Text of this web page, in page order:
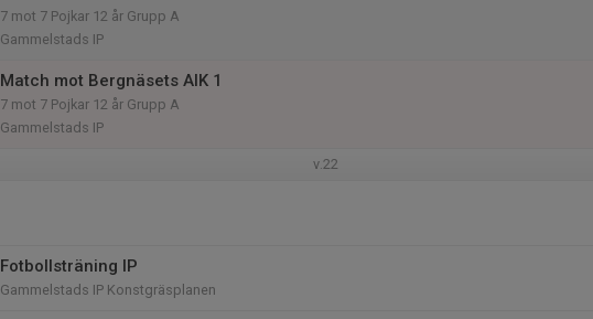
7 mot 7 Pojkar 12 år Grupp A
Gammelstads IP
Match mot Bergnäsets AIK 1
7 mot 7 Pojkar 12 år Grupp A
Gammelstads IP
v.22
Fotbollsträning IP
Gammelstads IP Konstgräsplanen